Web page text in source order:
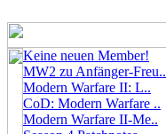
Keine neuen Member!
MW2 zu Anfänger-Freu..
Modern Warfare II: L..
CoD: Modern Warfare ..
Modern Warfare II-Me..